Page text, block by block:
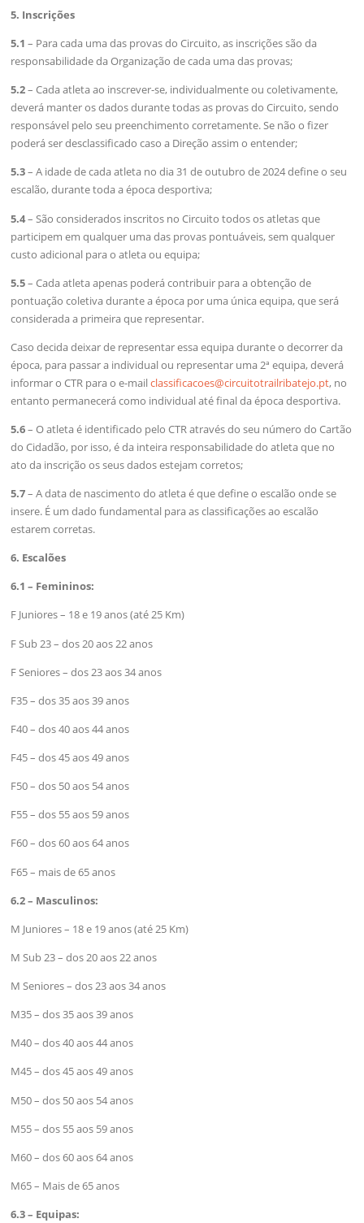
5. Inscrições
5.1 – Para cada uma das provas do Circuito, as inscrições são da
responsabilidade da Organização de cada uma das provas;
5.2– Cada atleta ao inscrever-se, individualmente ou coletivamente,
deverá manter os dados durante todas as provas do Circuito, sendo
responsável pelo seu preenchimento corretamente. Se não o fizer
poderá ser desclassificado caso a Direção assim o entender;
5.3– A idade de cada atleta no dia 31 de outubro de 2024 define o seu
escalão, durante toda a época desportiva;
5.4– São considerados inscritos no Circuito todos os atletas que
participem em qualquer uma das provas pontuáveis, sem qualquer
custo adicional para o atleta ou equipa;
​5.5– Cada atleta apenas poderá contribuir para a obtenção de
pontuação coletiva durante a época por uma única equipa, que será
considerada a primeira que representar.
Caso decida deixar de representar essa equipa durante o decorrer da
época, para passar a individual ou representar uma 2ª equipa, deverá
informar o CTR para o e-mailclassificacoes@circuitotrailribatejo.pt, no
entanto permanecerá como individual até final da época desportiva.
5.6– O atleta é identificado pelo CTR através do seu número do Cartão
do Cidadão, por isso, é da inteira responsabilidade do atleta que no
ato da inscrição os seus dados estejam corretos;
5.7– A data de nascimento do atleta é que define o escalão onde se
insere. É um dado fundamental para as classificações ao escalão
estarem corretas.
6. Escalões
6.1 – Femininos:
F Juniores – 18 e 19 anos (até 25 Km)
F Sub 23 – dos 20 aos 22 anos
F Seniores – dos 23 aos 34 anos
F35 – dos 35 aos 39 anos
F40 – dos 40 aos 44 anos
F45 – dos 45 aos 49 anos
F50 – dos 50 aos 54 anos
F55 – dos 55 aos 59 anos
F60 – dos 60 aos 64 anos
F65 – mais de 65 anos
6.2 – Masculinos:
M Juniores – 18 e 19 anos (até 25 Km)
M Sub 23 – dos 20 aos 22 anos
M Seniores – dos 23 aos 34 anos
M35 – dos 35 aos 39 anos
M40 – dos 40 aos 44 anos
M45 – dos 45 aos 49 anos
M50 – dos 50 aos 54 anos
M55 – dos 55 aos 59 anos
M60 – dos 60 aos 64 anos
M65 – Mais de 65 anos
6.3 – Equipas: